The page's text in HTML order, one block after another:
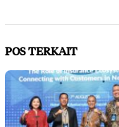
POS TERKAIT